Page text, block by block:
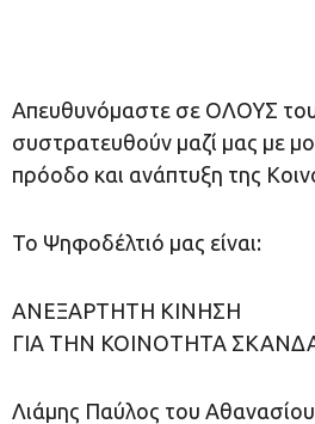
Απευθυνόμαστε σε ΟΛΟΥΣ
συστρατευθούν μαζί μας με
πρόοδο και ανάπτυξη της
Το Ψηφοδέλτιό μας είναι:
ΑΝΕΞΑΡΤΗΤΗ ΚΙΝΗΣΗ
ΓΙΑ ΤΗΝ ΚΟΙΝΟΤΗΤΑ
Λιάμης Παύλος του Αθανασίου